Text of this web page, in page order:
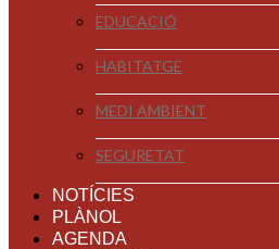
EDUCACIÓ
HABITATGE
MEDI AMBIENT
SEGURETAT
NOTÍCIES
PLÀNOL
AGENDA